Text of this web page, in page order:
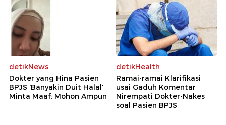
detikNews
Dokter yang Hina Pasien
BPJS 'Banyakin Duit Halal'
Minta Maaf: Mohon Ampun
detikHealth
Ramai-ramai Klarifikasi
usai Gaduh Komentar
Nirempati Dokter-Nakes
soal Pasien BPJS